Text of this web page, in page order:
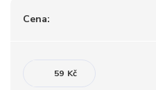
Cena:
Kč